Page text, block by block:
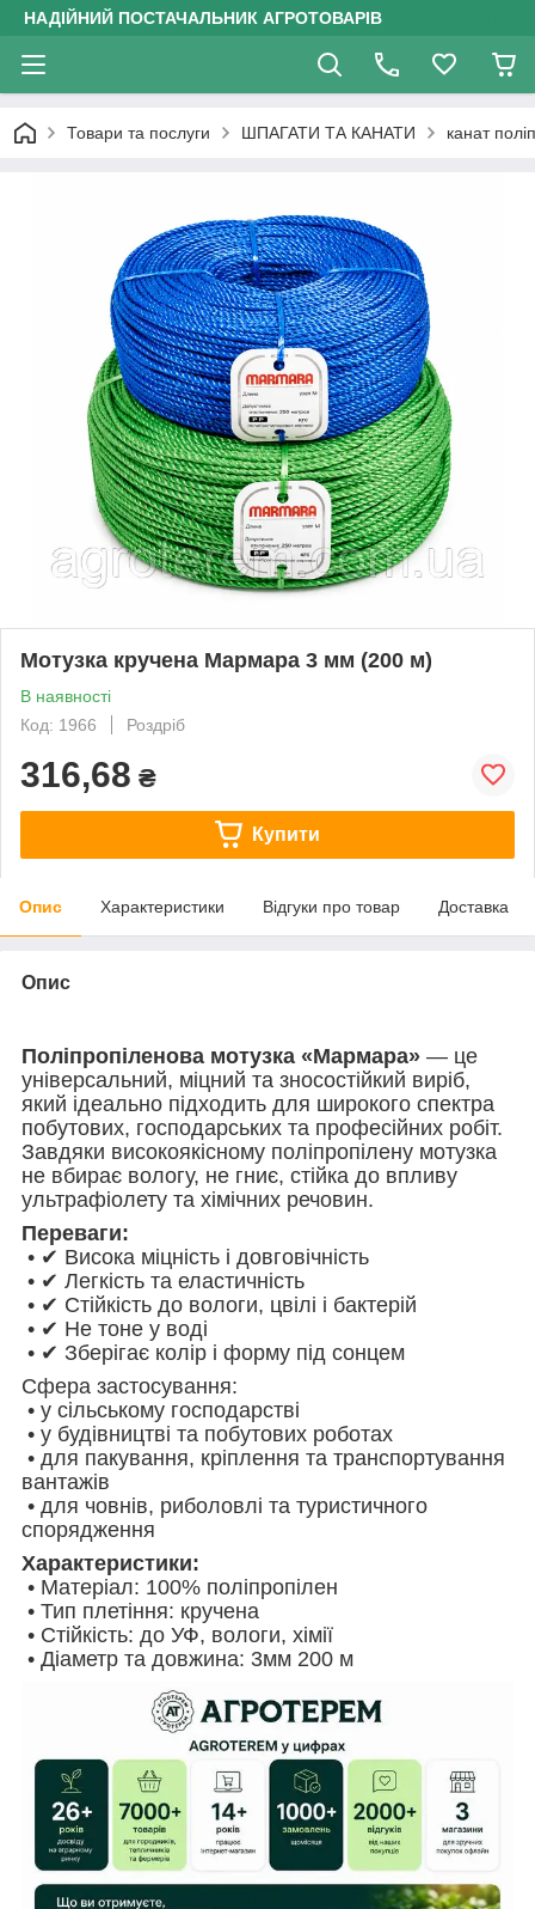
НАДІЙНИЙ ПОСТАЧАЛЬНИК АГРОТОВАРІВ
Товари та послуги ШПАГАТИ ТА КАНАТИ канат
Мотузка кручена Мармара 3 мм (200 м)
В наявності
Код: 1966
Роздріб
316,68 ₴
Купити
Опис Характеристики Відгуки про товар Доставка
Опис
Поліпропіленова мотузка «Мармара» — це
універсальний, міцний та зносостійкий виріб,
який ідеально підходить для широкого спектра
побутових, господарських та професійних робіт.
Завдяки високоякісному поліпропілену мотузка
не вбирає вологу, не гниє, стійка до впливу
ультрафіолету та хімічних речовин.
Переваги:
• ✔ Висока міцність і довговічність
• ✔ Легкість та еластичність
• ✔ Стійкість до вологи, цвілі і бактерій
• ✔ Не тоне у воді
• ✔ Зберігає колір і форму під сонцем
Сфера застосування:
• у сільському господарстві
• у будівництві та побутових роботах
• для пакування, кріплення та транспортування
вантажів
• для човнів, риболовлі та туристичного
спорядження
Характеристики:
• Матеріал: 100% поліпропілен
• Тип плетіння: кручена
• Стійкість: до УФ, вологи, хімії
• Діаметр та довжина: 3мм 200 м